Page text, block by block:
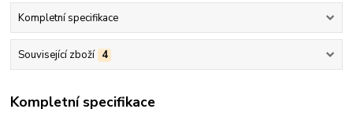
Kompletní specifikace
Související zboží 4
Kompletní specifikace